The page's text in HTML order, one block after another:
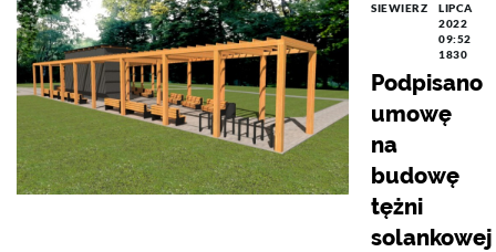
SIEWIERZ
LIPCA
2022
09:52
1830
Podpisano
umowę
na
budowę
tężni
solankowej